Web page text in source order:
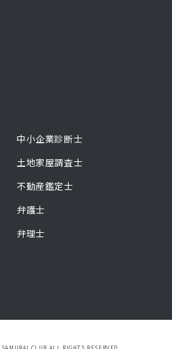
中小企業診断士
土地家屋調査士
不動産鑑定士
弁護士
弁理士